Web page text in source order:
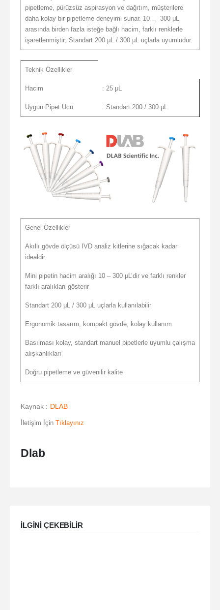
pipetleme, pürüzsüz aspirasyon ve dağıtım, müşterilere
daha kolay bir pipetleme deneyimi sunar. 10… 300 μL
arasında birden fazla isteğe bağlı hacim, farklı renklerle
işaretlenmiştir; Standart 200 μL / 300 μL uçlarla uyumludur.
Teknik Özellikler
Hacim : 25 μL
Uygun Pipet Ucu : Standart 200 / 300 μL
Genel Özellikler
Akıllı gövde ölçüsü IVD analiz kitlerine sığacak kadar
idealdir
Mini pipetin hacim aralığı 10 – 300 μL’dir ve farklı renkler
farklı aralıkları gösterir
Standart 200 μL / 300 μL uçlarla kullanılabilir
Ergonomik tasarım, kompakt gövde, kolay kullanım
Basılması kolay, standart manuel pipetlerle uyumlu çalışma
alışkanlıkları
Doğru pipetleme ve güvenilir kalite
Kaynak : DLAB
İletişim İçin Tıklayınız
Dlab
ILGINI ÇEKEBILIR